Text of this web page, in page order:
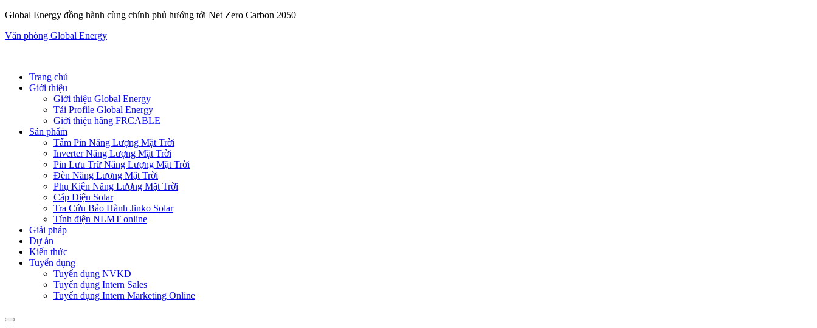
Global Energy đồng hành cùng chính phủ hướng tới Net Zero Carbon 2050
Văn phòng Global Energy
Trang chủ
Giới thiệu
Giới thiệu Global Energy
Tải Profile Global Energy
Giới thiệu hãng FRCABLE
Sản phẩm
Tấm Pin Năng Lượng Mặt Trời
Inverter Năng Lượng Mặt Trời
Pin Lưu Trữ Năng Lượng Mặt Trời
Đèn Năng Lượng Mặt Trời
Phụ Kiện Năng Lượng Mặt Trời
Cáp Điện Solar
Tra Cứu Bảo Hành Jinko Solar
Tính điện NLMT online
Giải pháp
Dự án
Kiến thức
Tuyển dụng
Tuyển dụng NVKD
Tuyển dụng Intern Sales
Tuyển dụng Intern Marketing Online